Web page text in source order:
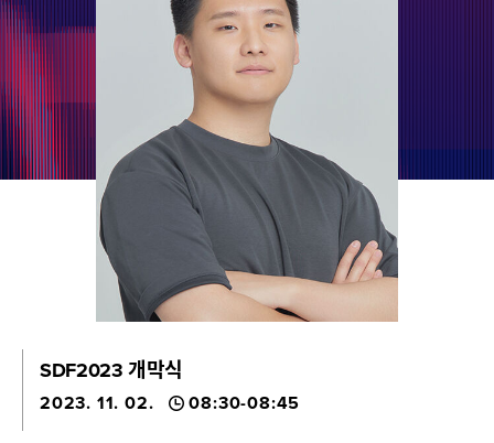
SDF2023 개막식
2023. 11. 02. 08:30-08:45